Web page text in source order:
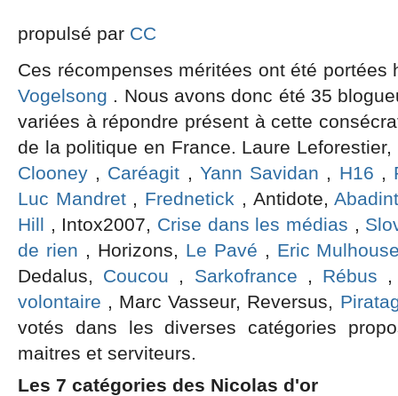
propulsé par CC
Ces récompenses méritées ont été portées
Vogelsong . Nous avons donc été 35
variées à répondre présent à cette
de la politique en France. Laure
Clooney , Caréagit , Yann Savidan , H16 ,
Luc Mandret , Frednetick , Antidote,
Hill , Intox2007, Crise dans les médias ,
de rien , Horizons, Le Pavé , Eric
Dedalus, Coucou , Sarkofrance , Rébus
volontaire , Marc Vasseur, Reversus,
votés dans les diverses catégories
maitres et serviteurs.
Les 7 catégories des Nicolas d'or